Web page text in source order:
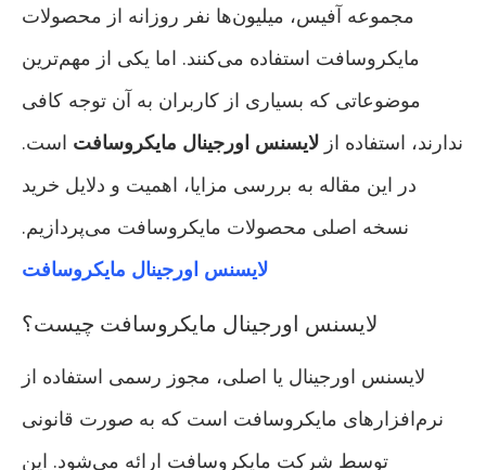
مجموعه آفیس، میلیون‌ها نفر روزانه از محصولات
مایکروسافت استفاده می‌کنند. اما یکی از مهم‌ترین
موضوعاتی که بسیاری از کاربران به آن توجه کافی
ندارند، استفاده از لایسنس اورجینال مایکروسافت است.
در این مقاله به بررسی مزایا، اهمیت و دلایل خرید
نسخه اصلی محصولات مایکروسافت می‌پردازیم.
لایسنس اورجینال مایکروسافت
لایسنس اورجینال مایکروسافت چیست؟
لایسنس اورجینال یا اصلی، مجوز رسمی استفاده از
نرم‌افزارهای مایکروسافت است که به صورت قانونی
توسط شرکت مایکروسافت ارائه می‌شود. این